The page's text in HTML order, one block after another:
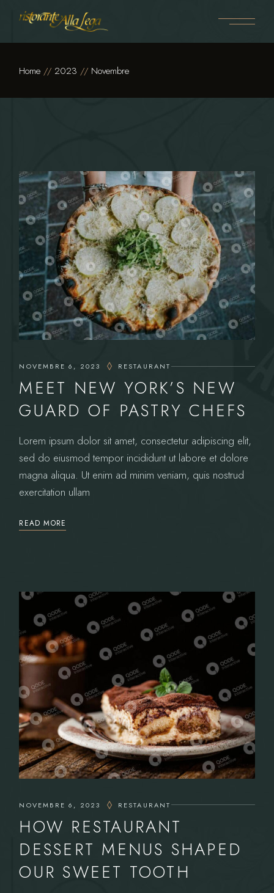
Home 2023 Novembre
NOVEMBRE 6, 2023 RESTAURANT
MEET NEW YORK’S NEW
GUARD OF PASTRY CHEFS
Lorem ipsum dolor sit amet, consectetur adipiscing elit,
sed do eiusmod tempor incididunt ut labore et dolore
magna aliqua. Ut enim ad minim veniam, quis nostrud
exercitation ullam
READ MORE
NOVEMBRE 6, 2023 RESTAURANT
HOW RESTAURANT
DESSERT MENUS SHAPED
OUR SWEET TOOTH